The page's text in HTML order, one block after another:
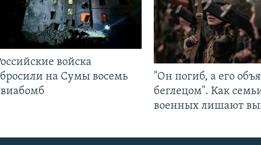
войска
на Сумы восемь
"Он погиб, а его
беглецом". Как
военных лишают